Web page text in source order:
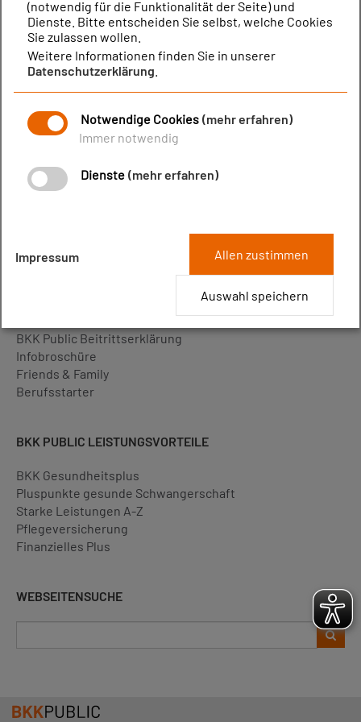
Abklärung. Wenn in Ihrer Familie Darmkrebs vorkommt
oder Sie an einer chronisch-entzündlichen
Darmerkrankung leiden, empfiehlt es sich, die
Darmspiegelung schon früher machen zu lassen.
Bei der Darmkrebsspiegelung können gutartige Vorstufen
von Darmkrebs erkannt und direkt entfernt werden. Sollte
tatsächlich ein Krebs entdeckt werden, beginnt sofort
eine Behandlung. Der frühzeitige Befund erhöht die
Heilungschancen enorm.
BKK Public Beitrittserklärung
Infobroschüre
Friends & Family
Berufsstarter
BKK PUBLIC LEISTUNGSVORTEILE
BKK Gesundheitsplus
Pluspunkte gesunde Schwangerschaft
Starke Leistungen A-Z
Pflegeversicherung
Finanzielles Plus
WEBSEITENSUCHE
(notwendig für die Funktionalität der Seite) und
Dienste. Bitte entscheiden Sie selbst, welche Cookies
Sie zulassen wollen.
Weitere Informationen finden Sie in unserer
Datenschutzerklärung
Notwendige Cookies (mehr erfahren)
Immer notwendig
Dienste (mehr erfahren)
Allen zustimmen
Auswahl speichern
Impressum